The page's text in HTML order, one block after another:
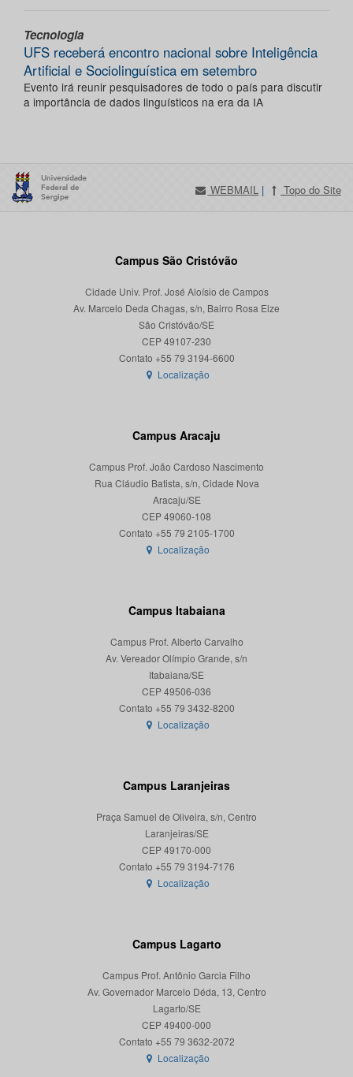
Tecnologia
UFS receberá encontro nacional sobre Inteligência
Artificial e Sociolinguística em setembro
Evento irá reunir pesquisadores de todo o país para discutir
a importância de dados linguísticos na era da IA
WEBMAIL | Topo do Site
Campus São Cristóvão
Cidade Univ. Prof. José Aloísio de Campos
Av. Marcelo Deda Chagas, s/n, Bairro Rosa Elze
São Cristóvão/SE
CEP 49107-230
Localização
Campus Aracaju
Campus Prof. João Cardoso Nascimento
Rua Cláudio Batista, s/n, Cidade Nova
Aracaju/SE
CEP 49060-108
Localização
Campus Itabaiana
Campus Prof. Alberto Carvalho
Av. Vereador Olímpio Grande, s/n
Itabaiana/SE
CEP 49506-036
Localização
Campus Laranjeiras
Praça Samuel de Oliveira, s/n, Centro
Laranjeiras/SE
CEP 49170-000
Localização
Campus Lagarto
Campus Prof. Antônio Garcia Filho
Av. Governador Marcelo Déda, 13, Centro
Lagarto/SE
CEP 49400-000
Localização